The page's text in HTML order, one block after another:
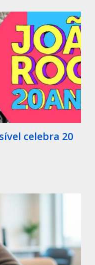
celebra 20